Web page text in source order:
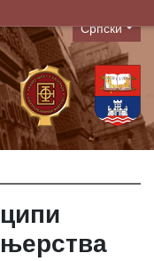
Language
Српски